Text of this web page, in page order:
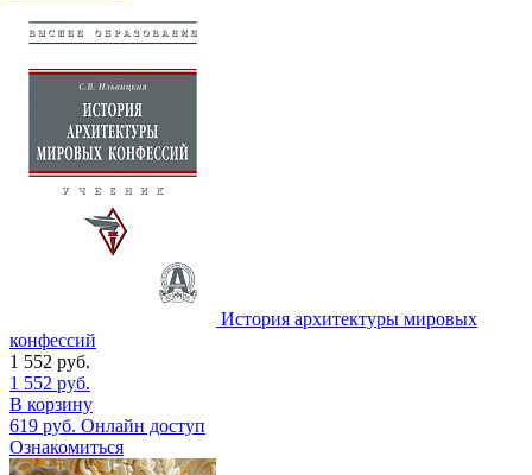
История архитектуры мировых
конфессий
1 552 руб.
1 552 руб.
В корзину
619 руб. Онлайн доступ
Ознакомиться